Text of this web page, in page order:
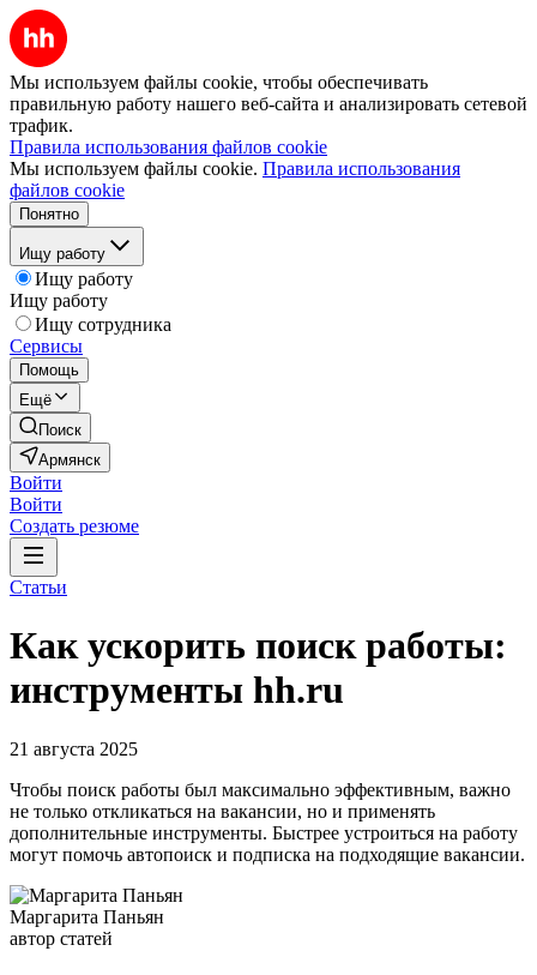
Мы используем файлы cookie, чтобы обеспечивать
правильную работу нашего веб-сайта и анализировать сетевой
трафик.
Правила использования файлов cookie
Мы используем файлы cookie. Правила использования
файлов cookie
Понятно
Ищу работу
Ищу работу
Ищу работу
Ищу сотрудника
Сервисы
Помощь
Ещё
Поиск
Армянск
Войти
Войти
Создать резюме
Статьи
Как ускорить поиск работы:
инструменты hh.ru
21 августа 2025
Чтобы поиск работы был максимально эффективным, важно
не только откликаться на вакансии, но и применять
дополнительные инструменты. Быстрее устроиться на работу
могут помочь автопоиск и подписка на подходящие вакансии.
Маргарита Паньян
автор статей